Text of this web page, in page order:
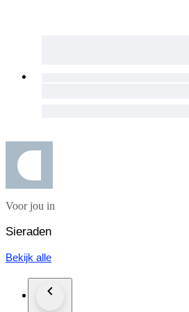
Voor jou in
Sieraden
Bekijk alle